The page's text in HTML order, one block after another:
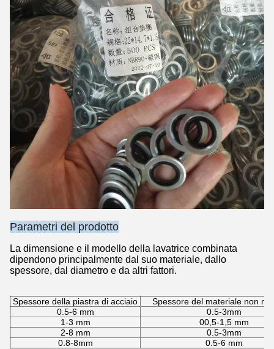
Parametri del prodotto
La dimensione e il modello della lavatrice combinata
dipendono principalmente dal suo materiale, dallo
spessore, dal diametro e da altri fattori.
Spessore della piastra di acciaio
Spessore del materiale non
0.5-6 mm
0.5-3mm
1-3 mm
00,5-1,5 mm
2-8 mm
0.5-3mm
0.8-8mm
0.5-6 mm